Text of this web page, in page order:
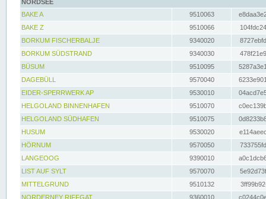
NORDSEE
BAKE A
9510063
BAKE Z
9510066
BORKUM FISCHERBALJE
9340020
BORKUM SÜDSTRAND
9340030
BÜSUM
9510095
DAGEBÜLL
9570040
EIDER-SPERRWERK AP
9530010
HELGOLAND BINNENHAFEN
9510070
HELGOLAND SÜDHAFEN
9510075
HUSUM
9530020
HÖRNUM
9570050
LANGEOOG
9390010
LIST AUF SYLT
9570070
MITTELGRUND
9510132
NORDERNEY RIFFGAT
9360010